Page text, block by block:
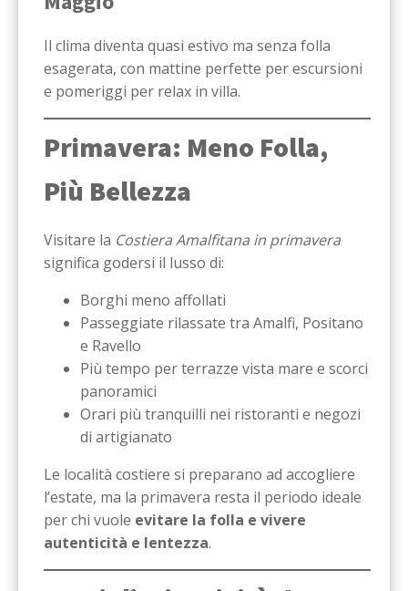
Il clima diventa quasi estivo ma senza folla
esagerata, con mattine perfette per escursioni
e pomeriggi per relax in villa.
Primavera: Meno Folla,
Più Bellezza
Visitare la Costiera Amalfitana in primavera
significa godersi il lusso di:
Borghi meno affollati
Passeggiate rilassate tra Amalfi, Positano
e Ravello
Più tempo per terrazze vista mare e scorci
panoramici
Orari più tranquilli nei ristoranti e negozi
di artigianato
Le località costiere si preparano ad accogliere
l’estate, ma la primavera resta il periodo ideale
per chi vuole evitare la folla e vivere
autenticità e lentezza.